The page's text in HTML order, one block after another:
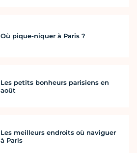
Où pique-niquer à Paris ?
Les petits bonheurs parisiens en
août
Les meilleurs endroits où naviguer
à Paris